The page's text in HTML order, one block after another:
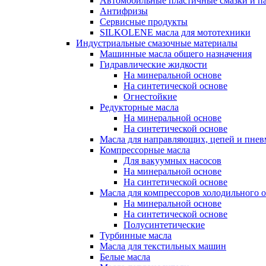
Антифризы
Сервисные продукты
SILKOLENE масла для мототехники
Индустриальные смазочные материалы
Машинные масла общего назначения
Гидравлические жидкости
На минеральной основе
На синтетической основе
Огнестойкие
Редукторные масла
На минеральной основе
На синтетической основе
Масла для направляющих, цепей и
Компрессорные масла
Для вакуумных насосов
На минеральной основе
На синтетической основе
Масла для компрессоров холодильного
На минеральной основе
На синтетической основе
Полусинтетические
Турбинные масла
Масла для текстильных машин
Белые масла